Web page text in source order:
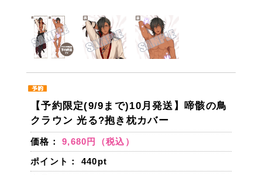
【予約限定(9/9まで)10月発送】啼骸の鳥
クラウン 光る?抱き枕カバー
価格：9,680円（税込）
ポイント：
440pt